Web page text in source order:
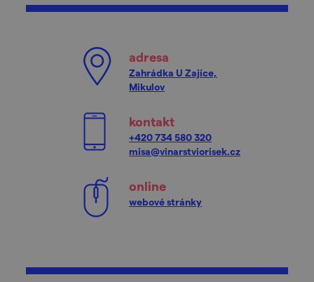
adresa
Zahrádka U Zajíce,
Mikulov
kontakt
+420 734 580 320
misa@vinarstviorisek.cz
online
webové stránky